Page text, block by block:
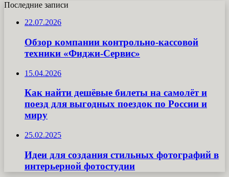
Последние записи
22.07.2026
Обзор компании контрольно-кассовой
техники «Фиджи-Сервис»
15.04.2026
Как найти дешёвые билеты на самолёт и
поезд для выгодных поездок по России и
миру
25.02.2025
Идеи для создания стильных фотографий в
интерьерной фотостудии